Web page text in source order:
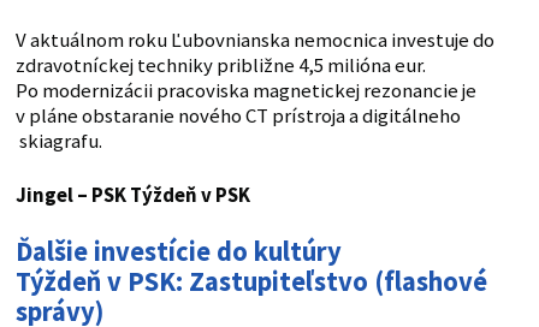
V aktuálnom roku Ľubovnianska nemocnica investuje do
zdravotníckej techniky približne 4,5 milióna eur.
Po modernizácii pracoviska magnetickej rezonancie je
v pláne obstaranie nového CT prístroja a digitálneho
skiagrafu.
Jingel – PSK Týždeň v PSK
Ďalšie investície do kultúry
Týždeň v PSK: Zastupiteľstvo (flashové
správy)